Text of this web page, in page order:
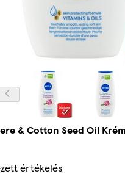
& Cotton Seed Oil
értékelés